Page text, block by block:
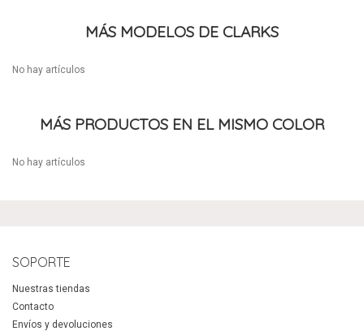
MÁS MODELOS DE CLARKS
No hay artículos
MÁS PRODUCTOS EN EL MISMO COLOR
No hay artículos
SOPORTE
Nuestras tiendas
Contacto
Envíos y devoluciones